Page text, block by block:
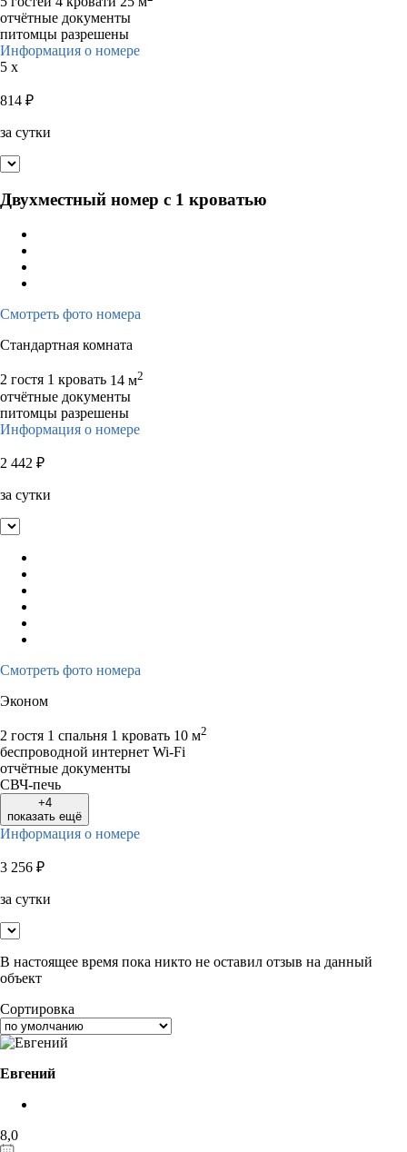
отчётные документы
питомцы разрешены
Информация о номере
5 x
814 ₽
за сутки
Двухместный номер с 1 кроватью
Смотреть фото номера
Стандартная комната
2 гостя 1 кровать 14 м2
отчётные документы
питомцы разрешены
Информация о номере
2 442 ₽
за сутки
Смотреть фото номера
Эконом
2 гостя 1 спальня 1 кровать 10 м2
беспроводной интернет Wi-Fi
отчётные документы
СВЧ-печь
+4
показать ещё
Информация о номере
3 256 ₽
за сутки
В настоящее время пока никто не оставил отзыв на данный
объект
Сортировка
Евгений
8,0